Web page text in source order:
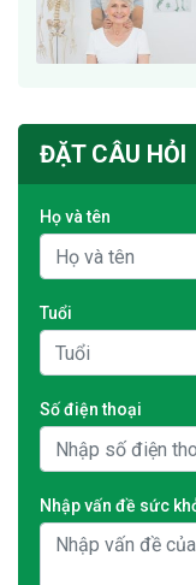
ĐẶT CÂU HỎI
Họ và tên
Tuổi
Số điện thoại
Nhập vấn đề sức